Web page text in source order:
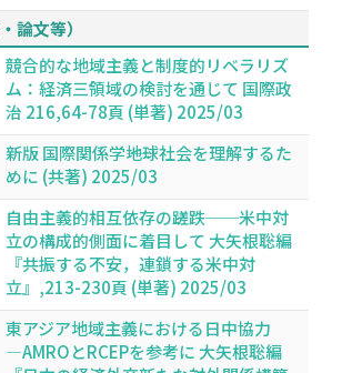
論文等）
競合的な地域主義と制度的リベラリズ
ム：経済三領域の検討を通じて 国際政
治 216,64-78頁 (単著) 2025/03
新版 国際関係学――地球社会を理解するた
めに (共著) 2025/03
自由主義的相互依存の蹉跌──米中対
立の構成的側面に着目して 大矢根聡編
『共振する不安，連鎖する米中対
立』,213-230頁 (単著) 2025/03
東アジア地域主義における日中協力
―AMROとRCEPを参考に 大矢根聡編